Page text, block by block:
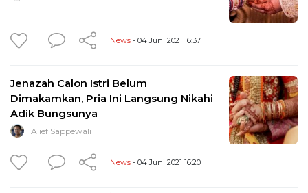
News - 04 Juni 2021 16:37
Jenazah Calon Istri Belum
Dimakamkan, Pria Ini Langsung Nikahi
Adik Bungsunya
Alief Sappewali
News - 04 Juni 2021 16:20